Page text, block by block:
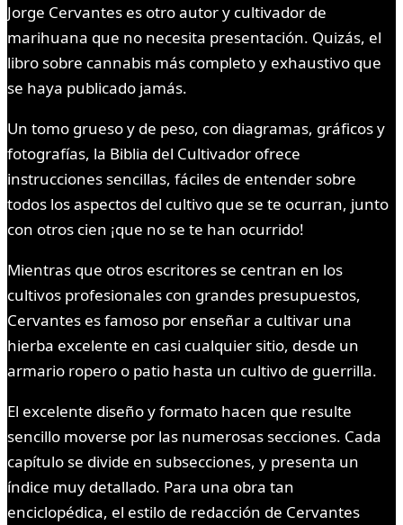
Jorge Cervantes es otro autor y cultivador de
marihuana que no necesita presentación. Quizás, el
libro sobre cannabis más completo y exhaustivo que
se haya publicado jamás.
Un tomo grueso y de peso, con diagramas, gráficos y
fotografías, la Biblia del Cultivador ofrece
instrucciones sencillas, fáciles de entender sobre
todos los aspectos del cultivo que se te ocurran, junto
con otros cien ¡que no se te han ocurrido!
Mientras que otros escritores se centran en los
cultivos profesionales con grandes presupuestos,
Cervantes es famoso por enseñar a cultivar una
hierba excelente en casi cualquier sitio, desde un
armario ropero o patio hasta un cultivo de guerrilla.
El excelente diseño y formato hacen que resulte
sencillo moverse por las numerosas secciones. Cada
capítulo se divide en subsecciones, y presenta un
índice muy detallado. Para una obra tan
enciclopédica, el estilo de redacción de Cervantes